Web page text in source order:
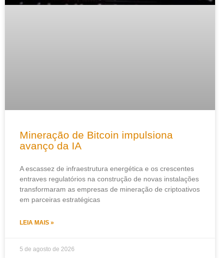
Mineração de Bitcoin impulsiona
avanço da IA
A escassez de infraestrutura energética e os crescentes
entraves regulatórios na construção de novas instalações
transformaram as empresas de mineração de criptoativos
em parceiras estratégicas
LEIA MAIS »
5 de agosto de 2026